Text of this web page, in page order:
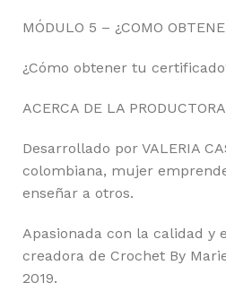
MÓDULO 5 – ¿COMO
¿Cómo obtener tu
ACERCA DE LA PRODUCTORA
Desarrollado por VALERIA
colombiana, mujer
enseñar a otros.
Apasionada con la calidad y
creadora de Crochet By
2019.